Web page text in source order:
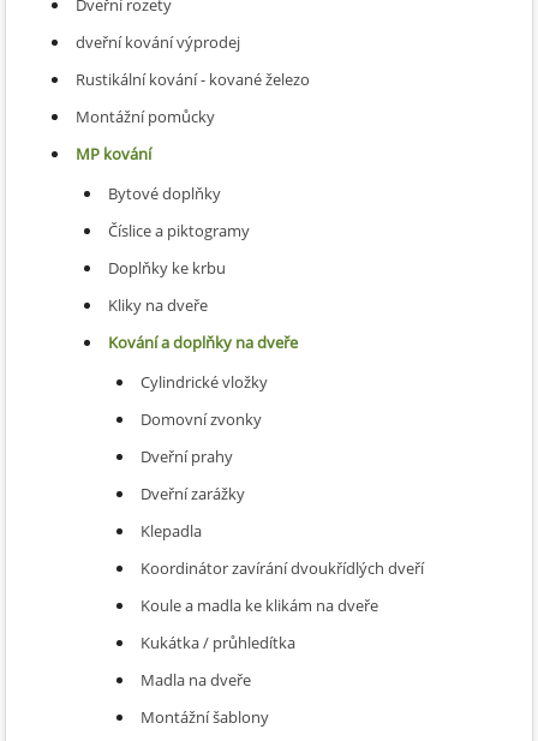
Dveřní rozety
dveřní kování výprodej
Rustikální kování - kované železo
Montážní pomůcky
MP kování
Bytové doplňky
Číslice a piktogramy
Doplňky ke krbu
Kliky na dveře
Kování a doplňky na dveře
Cylindrické vložky
Domovní zvonky
Dveřní prahy
Dveřní zarážky
Klepadla
Koordinátor zavírání dvoukřídlých dveří
Koule a madla ke klikám na dveře
Kukátka / průhledítka
Madla na dveře
Montážní šablony